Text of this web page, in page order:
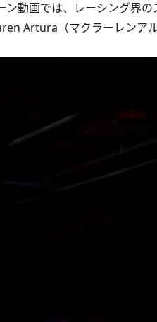
動画では、レーシング界の
Artura（マクラーレンア